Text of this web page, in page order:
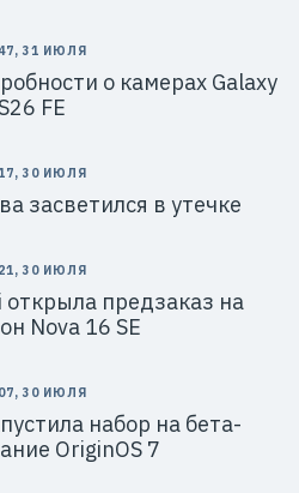
31 ИЮЛЯ
о камерах Galaxy
FE
30 ИЮЛЯ
засветился в утечке
30 ИЮЛЯ
предзаказ на
Nova 16 SE
30 ИЮЛЯ
набор на бета-
OriginOS 7